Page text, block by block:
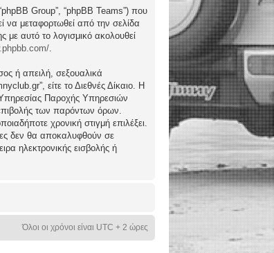
Group”, “phpBB Teams”) που
να μεταφορτωθεί από την σελίδα
με αυτό το λογισμικό ακολουθεί
.
ή απειλή, σεξουαλικά
είτε το Διεθνές Δίκαιο. Η
Υπηρεσίας Παροχής Υπηρεσιών
των παρόντων όρων.
χρονική στιγμή επιλέξει.
δεν θα αποκαλυφθούν σε
ηλεκτρονικής εισβολής ή
Όλοι οι χρόνοι είναι UTC + 2 ώρες